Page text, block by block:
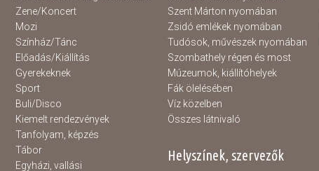
Zene/Koncert
Mozi
Színház/Tánc
Előadás/Kiállítás
Gyerekeknek
Sport
Buli/Disco
Kiemelt rendezvények
Tanfolyam, képzés
Tábor
Egyházi, vallási
Szent Márton nyomában
Zsidó emlékek nyomában
Tudósok, művészek nyomában
Szombathely régen és most
Múzeumok, kiállítóhelyek
Fák ölelésében
Víz közelben
Összes látnivaló
Helyszínek, szervezők